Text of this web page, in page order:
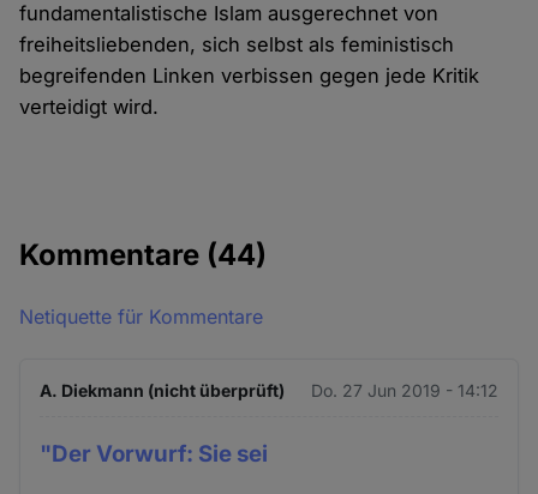
fundamentalistische Islam ausgerechnet von
freiheitsliebenden, sich selbst als feministisch
begreifenden Linken verbissen gegen jede Kritik
verteidigt wird.
Kommentare (44)
Netiquette für Kommentare
A. Diekmann (nicht überprüft) Do. 27 Jun 2019 - 14:12
"Der Vorwurf: Sie sei